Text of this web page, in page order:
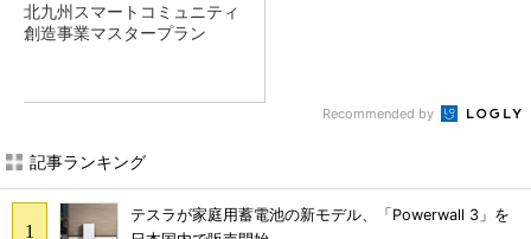
北九州スマートコミュニティ
創造事業マスタープラン
Recommended by
記事ランキング
テスラが家庭用蓄電池の新モデル、「Powerwall 3」を